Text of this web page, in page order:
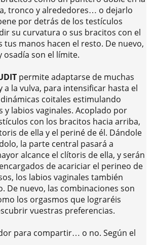
tronco y alrededores… o dejarlo
por detrás de los testículos
su curvatura o sus bracitos con el
tus manos hacen el resto. De nuevo,
osadía son el límite.
permite adaptarse de muchas
a la vulva, para intensificar hasta el
coitales estimulando
y labios vaginales. Acoplado por
con los bracitos hacia arriba,
de ella y el periné de él. Dándole
la parte central pasará a
alcance el clítoris de ella, y serán
de acariciar el perineo de
los labios vaginales también
De nuevo, las combinaciones son
los orgasmos que lograréis
vuestras preferencias.
para compartir… o no. Según el